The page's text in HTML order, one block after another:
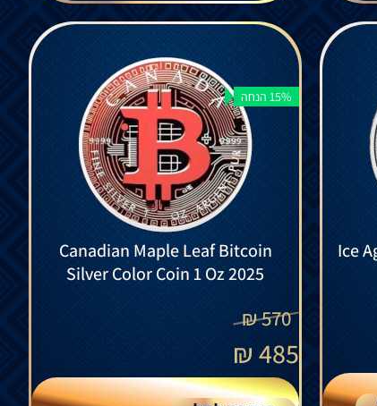
Ice
15% הנחה
Canadian Maple Leaf Bitcoin
Silver Color Coin 1 Oz 2025
570
₪
485
₪